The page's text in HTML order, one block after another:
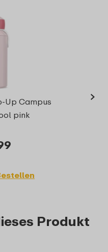
Up Campus
pink
›
Produkt